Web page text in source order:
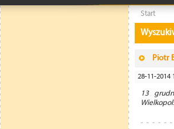
Start
Piotr
28-11-2014
13